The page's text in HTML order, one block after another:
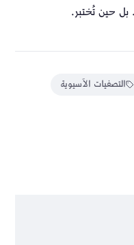
بل حين تُختبر.
التصفيات الآسيوية